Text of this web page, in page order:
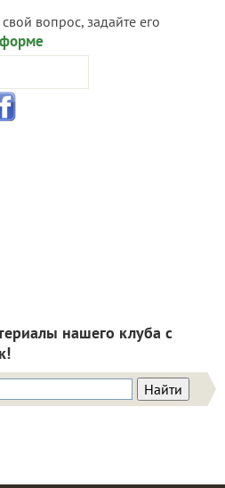
свой вопрос, задайте его
нашего клуба с